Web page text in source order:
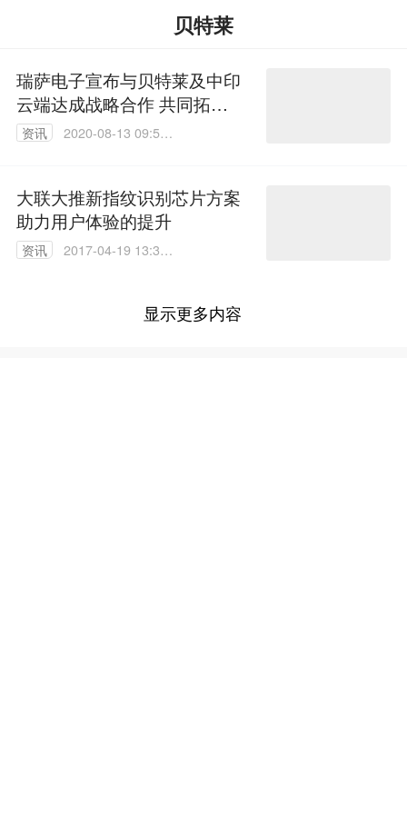
贝特莱
瑞萨电子宣布与贝特莱及中印
云端达成战略合作 共同拓展
指纹识别应用市场
资讯
2020-08-13 09:57:
大联大推新指纹识别芯片方案
助力用户体验的提升
资讯
2017-04-19 13:30:
显示更多内容